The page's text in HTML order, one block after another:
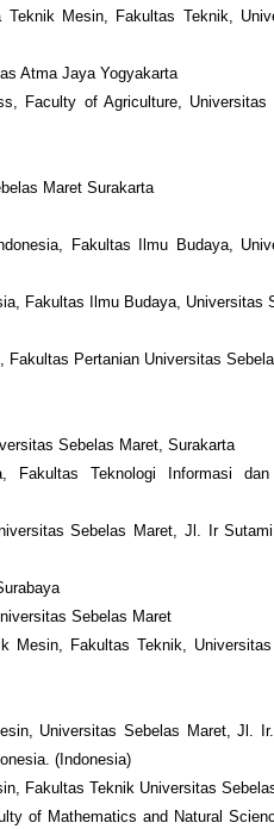
Teknik Mesin, Fakultas Teknik,
Atma Jaya Yogyakarta
Faculty of Agriculture, Universitas
Maret Surakarta
Fakultas Ilmu Budaya,
Fakultas Ilmu Budaya, Universitas
Fakultas Pertanian Universitas
Sebelas Maret, Surakarta
Fakultas Teknologi Informasi
Sebelas Maret, Jl. Ir
Sebelas Maret
Mesin, Fakultas Teknik,
Universitas Sebelas Maret, Jl.
(Indonesia)
Fakultas Teknik Universitas
of Mathematics and Natural